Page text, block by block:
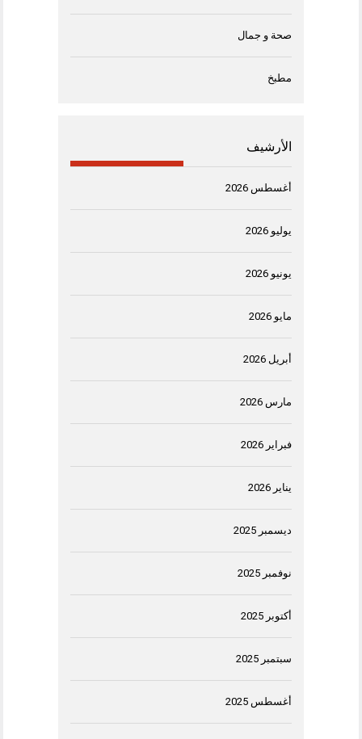
صحة و جمال
مطبخ
الأرشيف
أغسطس 2026
يوليو 2026
يونيو 2026
مايو 2026
أبريل 2026
مارس 2026
فبراير 2026
يناير 2026
ديسمبر 2025
نوفمبر 2025
أكتوبر 2025
سبتمبر 2025
أغسطس 2025